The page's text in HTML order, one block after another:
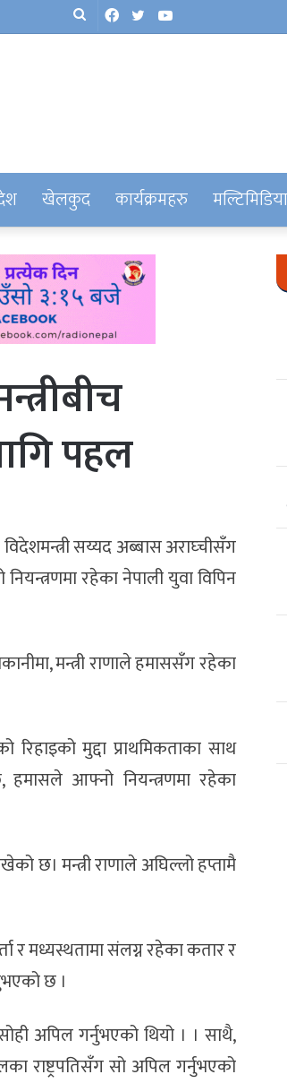
SearchFacebook
TwitterYouTube
खेलकुद कार्यक्रमहरु मल्टिमिडिया
पहल
विदेशमन्त्री सय्यद अब्बास अराघ्चीसँग
रहेका नेपाली युवा विपिन
मन्त्री राणाले हमाससँग रहेका
मुद्दा प्राथमिकताका साथ
हमासले आफ्नो नियन्त्रणमा रहेका
छ। मन्त्री राणाले अघिल्लो हप्तामै
र मध्यस्थतामा संलग्न रहेका कतार र
छ ।
अपिल गर्नुभएको थियो । । साथै,
राष्ट्रपतिसँग सो अपिल गर्नुभएको